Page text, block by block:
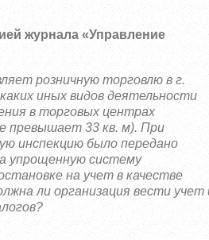
журнала «Управление
розничную торговлю в г.
иных видов деятельности
в торговых центрах
превышает 33 кв. м). При
инспекцию было передано
упрощенную систему
на учет в качестве
ли организация вести учет